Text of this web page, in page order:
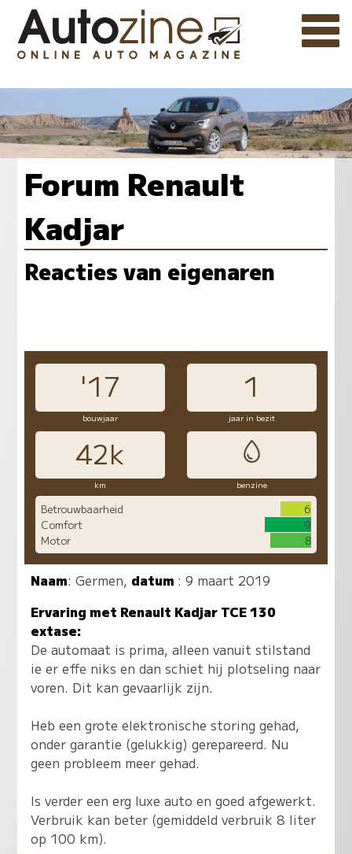
Forum Renault
Kadjar
Reacties van eigenaren
'17 1
bouwjaar jaar in bezit
42k
km benzine
Betrouwbaarheid
6
Comfort
9
Motor
8
Naam:Germen, datum : 9 maart 2019
Ervaring met Renault Kadjar TCE 130
extase:
De automaat is prima, alleen vanuit stilstand
ie er effe niks en dan schiet hij plotseling naar
voren. Dit kan gevaarlijk zijn.
Heb een grote elektronische storing gehad,
onder garantie (gelukkig) gerepareerd. Nu
geen probleem meer gehad.
Is verder een erg luxe auto en goed afgewerkt.
Verbruik kan beter (gemiddeld verbruik 8 liter
op 100 km).